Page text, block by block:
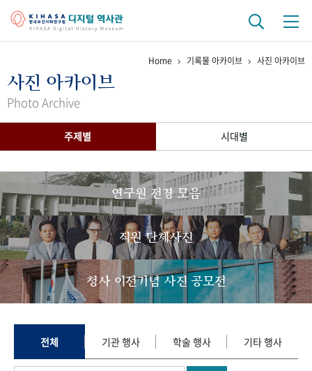
걸어온 길 기관 변천사
간행물 변천사
기록물 아카이브
사진 아카이브 문서 기록물 행정박물 영상 기록물
50+1 주년 기념
성과 50선 숫자로 보는 50년
세계와 함께 한 KIHASA
Home 기록물 아카이브 사진 아카이브
사진 아카이브
Photo Archive
주제별 시대별
연구원 전경 모음
직원 단체사진
청사 이전기념 사진 공모전
전체 기관 행사 학술 행사 기타 행사